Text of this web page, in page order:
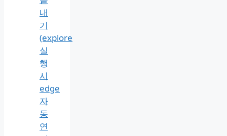
내
기
(explore
실
행
시
edge
자
동
연